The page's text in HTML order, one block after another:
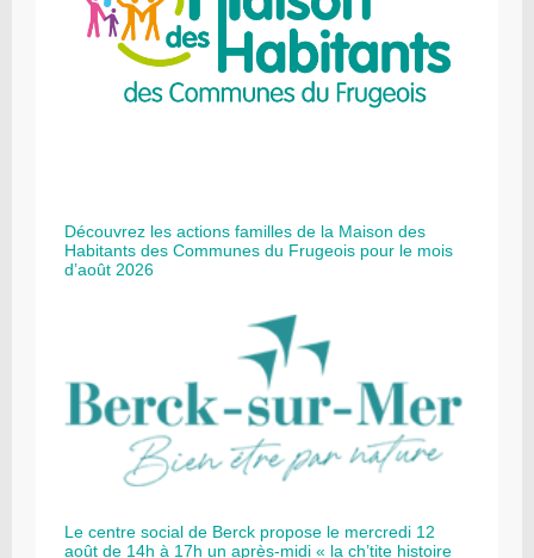
Découvrez les actions familles de la Maison des
Habitants des Communes du Frugeois pour le mois
d’août 2026
Le centre social de Berck propose le mercredi 12
août de 14h à 17h un après-midi « la ch’tite histoire